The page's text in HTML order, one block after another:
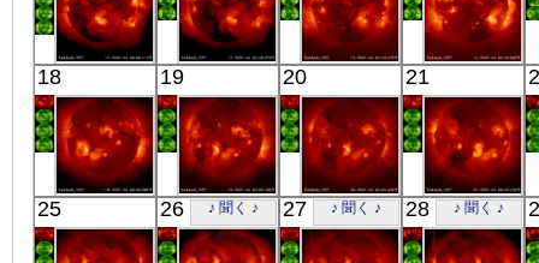
18 19
「ようこう」
X線
20
「ようこう」
X線
21
「ようこう」
X線
25 26 ♪ 聞く ♪ 27 ♪ 聞く ♪ 28 ♪ 聞く ♪